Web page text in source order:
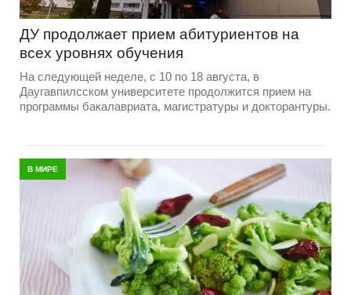
ДУ продолжает прием абитуриентов на
всех уровнях обучения
На следующей неделе, с 10 по 18 августа, в
Даугавпилсском университете продолжится прием на
программы бакалавриата, магистратуры и докторантуры.
В МИРЕ